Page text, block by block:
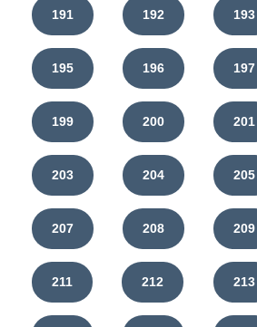
191 192 193
195 196 197
199 200 201
203 204 205
207 208 209
211 212 213